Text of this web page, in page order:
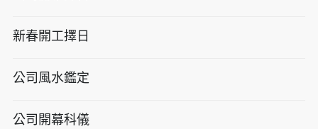
新春開工擇日
公司風水鑑定
公司開幕科儀